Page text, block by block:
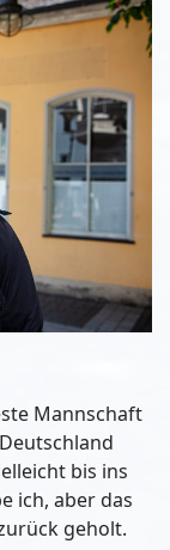
Mannschaft
bis ins
ich, aber das
geholt.